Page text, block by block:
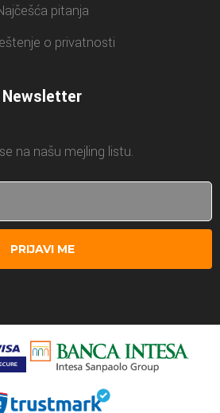
pitanja
o privatnosti
Newsletter
na našu mejling listu.
PRIJAVI ME